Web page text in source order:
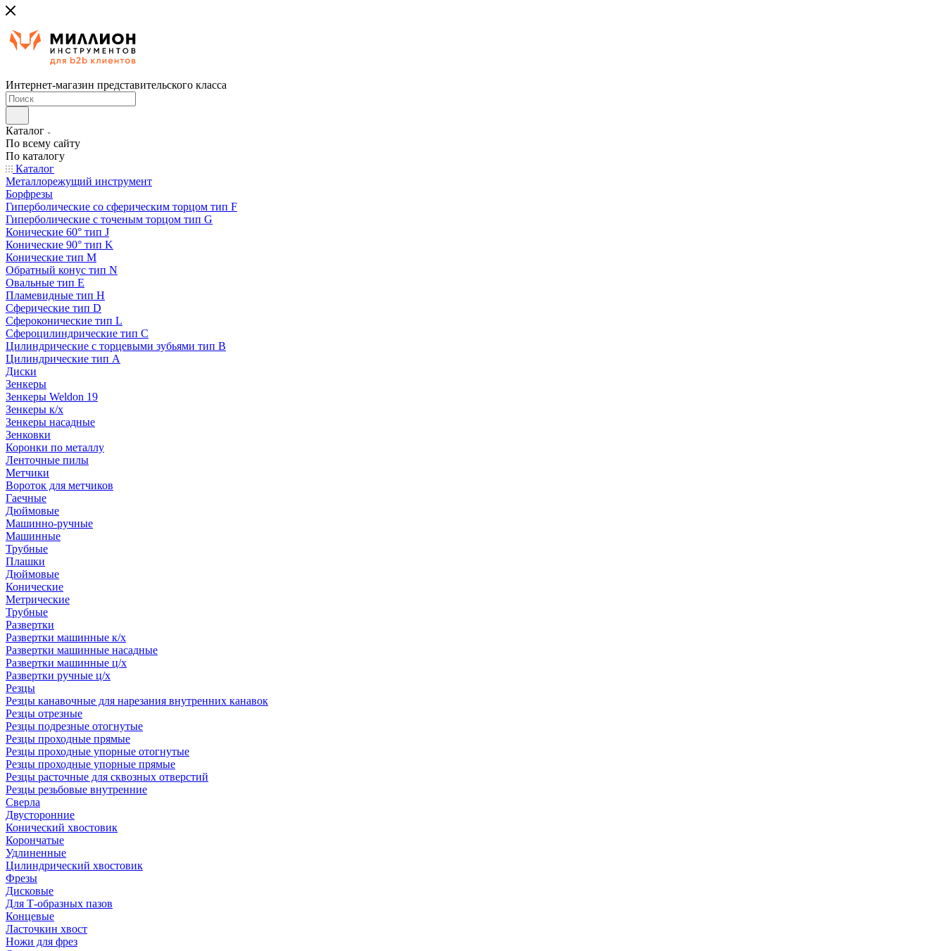
Интернет-магазин представительского класса
Каталог
По всему сайту
По каталогу
Каталог
Металлорежущий инструмент
Борфрезы
Гиперболические cо сферическим торцом тип F
Гиперболические с точеным торцом тип G
Конические 60° тип J
Конические 90° тип K
Конические тип M
Обратный конус тип N
Овальные тип E
Пламевидные тип H
Сферические тип D
Сфероконические тип L
Сфероцилиндрические тип C
Цилиндрические с торцевыми зубьями тип B
Цилиндрические тип А
Диски
Зенкеры
Зенкеры Weldon 19
Зенкеры к/х
Зенкеры насадные
Зенковки
Коронки по металлу
Ленточные пилы
Метчики
Вороток для метчиков
Гаечные
Дюймовые
Машинно-ручные
Машинные
Трубные
Плашки
Дюймовые
Конические
Метрические
Трубные
Развертки
Развертки машинные к/х
Развертки машинные насадные
Развертки машинные ц/х
Развертки ручные ц/х
Резцы
Резцы канавочные для нарезания внутренних канавок
Резцы отрезные
Резцы подрезные отогнутые
Резцы проходные прямые
Резцы проходные упорные отогнутые
Резцы проходные упорные прямые
Резцы расточные для сквозных отверстий
Резцы резьбовые внутренние
Сверла
Двусторонние
Конический хвостовик
Корончатые
Удлиненные
Цилиндрический хвостовик
Фрезы
Дисковые
Для Т-образных пазов
Концевые
Ласточкин хвост
Ножи для фрез